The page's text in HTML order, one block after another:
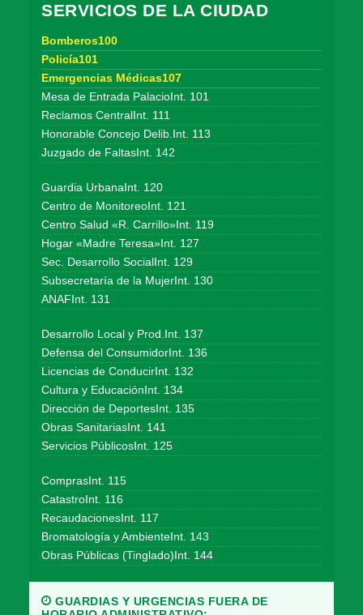
SERVICIOS DE LA CIUDAD
Bomberos100
Policía101
Emergencias Médicas107
Mesa de Entrada PalacioInt. 101
Reclamos CentralInt. 111
Honorable Concejo Delib.Int. 113
Juzgado de FaltasInt. 142
Guardia UrbanaInt. 120
Centro de MonitoreoInt. 121
Centro Salud «R. Carrillo»Int. 119
Hogar «Madre Teresa»Int. 127
Sec. Desarrollo SocialInt. 129
Subsecretaría de la MujerInt. 130
ANAFInt. 131
Desarrollo Local y Prod.Int. 137
Defensa del ConsumidorInt. 136
Licencias de ConducirInt. 132
Cultura y EducaciónInt. 134
Dirección de DeportesInt. 135
Obras SanitariasInt. 141
Servicios PúblicosInt. 125
ComprasInt. 115
CatastroInt. 116
RecaudacionesInt. 117
Bromatología y AmbienteInt. 143
Obras Públicas (Tinglado)Int. 144
GUARDIAS Y URGENCIAS FUERA DE